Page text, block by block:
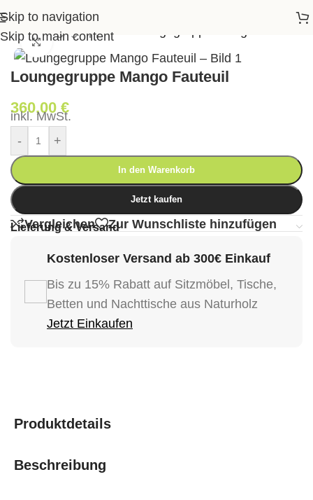
Skip to navigation
Skip to main content
>Loungegruppen
Klick zum Vergrößern
Loungegruppe Mango Fauteuil
360,00€
inkl. MwSt.
-
+
In den Warenkorb
Jetzt kaufen
Vergleichen Zur Wunschliste hinzufügen
Lieferung & Versand
Kostenloser Versand ab 300€ Einkauf
Bis zu 15% Rabatt auf Sitzmöbel, Tische,
Betten und Nachttische aus Naturholz
Jetzt Einkaufen
Produktdetails
Beschreibung